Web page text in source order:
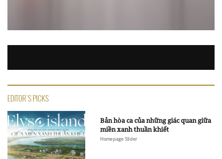
EDITOR'S PICKS
Bản hòa ca của những giác quan giữa
miền xanh thuần khiết
Homepage Slider